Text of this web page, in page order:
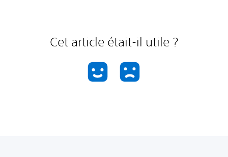
Cet article était-il utile ?